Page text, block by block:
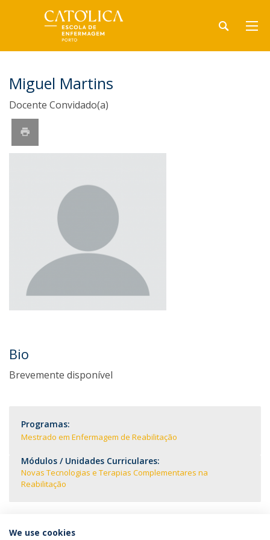
Miguel Martins
Docente Convidado(a)
Bio
Brevemente disponível
Programas:
Mestrado em Enfermagem de Reabilitação
Módulos / Unidades Curriculares:
Novas Tecnologias e Terapias Complementares na
Reabilitação
We use cookies